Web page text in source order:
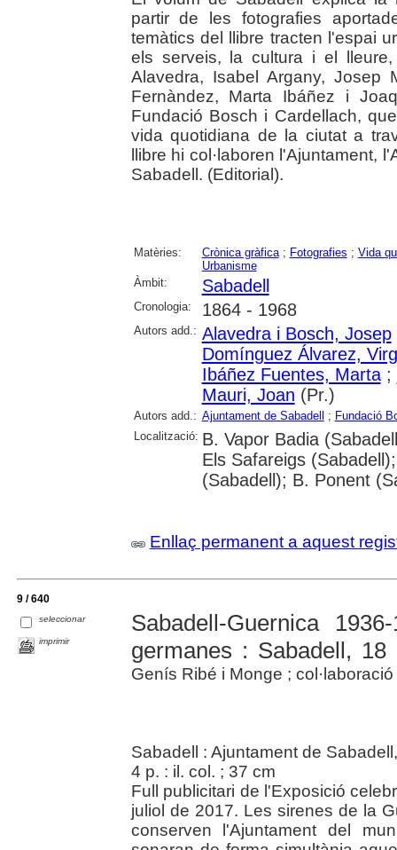
partir de les fotografies
temàtics del llibre tracten l'espai
els serveis, la cultura i el
Alavedra, Isabel Argany, Josep
Fernàndez, Marta Ibáñez i
Fundació Bosch i Cardellach,
vida quotidiana de la ciutat a
llibre hi col·laboren l'Ajuntament,
Sabadell. (Editorial).
Matèries: Crònica gràfica; Fotografies ; Vida
Urbanisme
Àmbit:
Sabadell
Cronologia: 1864 - 1968
Autors add.: Alavedra i Bosch, Josep
Domínguez Álvarez,
Ibáñez Fuentes, Marta;
Mauri, Joan (Pr.)
Autors add.: Ajuntament de Sabadell ; Fundació
Localització: B. Vapor Badia
Els Safareigs
(Sabadell); B. Ponent
Enllaç permanent a aquest
9 / 640
seleccionar
imprimir
Sabadell-Guernica
germanes : Sabadell,
Genís Ribé i Monge ;
Sabadell : Ajuntament de
4 p. : il. col. ; 37 cm
Full publicitari de l'Exposició
juliol de 2017. Les sirenes de la
conserven l'Ajuntament del